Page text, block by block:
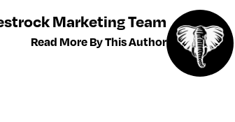
Marketing Team
Read More By This Author